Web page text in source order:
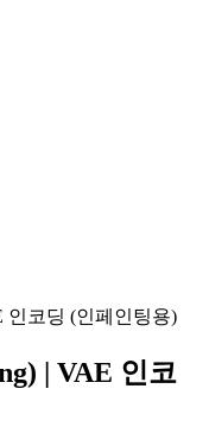
인코딩 (인페인팅용)
| VAE 인코